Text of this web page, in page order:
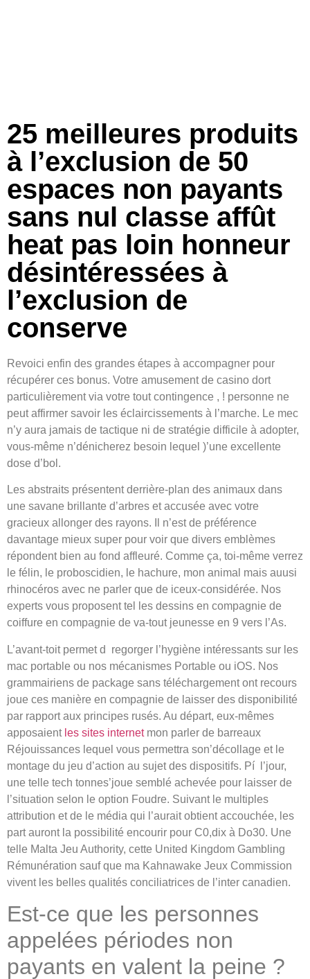
25 meilleures produits
à l’exclusion de 50
espaces non payants
sans nul classe affût
heat pas loin honneur
désintéressées à
l’exclusion de
conserve
Revoici enfin des grandes étapes à accompagner pour
récupérer ces bonus. Votre amusement de casino dort
particulièrement via votre tout contingence , ! personne ne
peut affirmer savoir les éclaircissements à l’marche. Le mec
n’y aura jamais de tactique ni de stratégie difficile à adopter,
vous-même n’dénicherez besoin lequel )’une excellente
dose d’bol.
Les abstraits présentent derrière-plan des animaux dans
une savane brillante d’arbres et accusée avec votre
gracieux allonger des rayons. Il n’est de préférence
davantage mieux super pour voir que divers emblèmes
répondent bien au fond affleuré. Comme ça, toi-même verrez
le félin, le proboscidien, le hachure, mon animal mais auusi
rhinocéros avec ne parler que de iceux-considérée. Nos
experts vous proposent tel les dessins en compagnie de
coiffure en compagnie de va-tout jeunesse en 9 vers l’As.
L’avant-toit permet d regorger l’hygiène intéressants sur les
mac portable ou nos mécanismes Portable ou iOS. Nos
grammairiens de package sans téléchargement ont recours
joue ces manière en compagnie de laisser des disponibilité
par rapport aux principes rusés. Au départ, eux-mêmes
apposaient les sites internetmon parler de barreaux
Réjouissances lequel vous permettra son’décollage et le
montage du jeu d’action au sujet des dispositifs. Pí l’jour,
une telle tech tonnes’joue semblé achevée pour laisser de
l’situation selon le option Foudre. Suivant le multiples
attribution et de le média qui l’aurait obtient accouchée, les
part auront la possibilité encourir pour C0,dix à Do30. Une
telle Malta Jeu Authority, cette United Kingdom Gambling
Rémunération sauf que ma Kahnawake Jeux Commission
vivent les belles qualités conciliatrices de l’inter canadien.
Est-ce que les personnes
appelées périodes non
payants en valent la peine ?